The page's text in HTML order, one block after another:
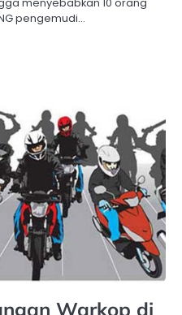
pengemudi…
Warkop di